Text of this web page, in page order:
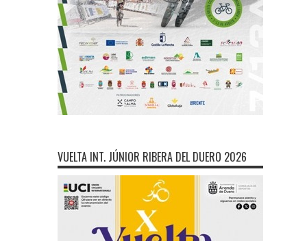
VUELTA INT. JÚNIOR RIBERA DEL DUERO 2026